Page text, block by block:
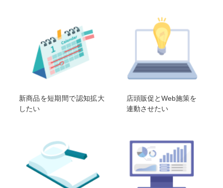
新商品を短期間で認知拡大
したい
店頭販促とWeb施策を
連動させたい